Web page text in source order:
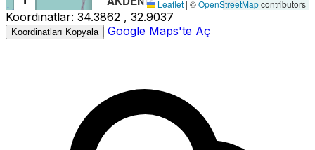
Büyüklük:3.2M
Derinlik:8.00km
−
Leaflet | ©OpenStreetMapcontributors
Koordinatlar: 34.3862 , 32.9037
Koordinatları Kopyala Google Maps'te Aç